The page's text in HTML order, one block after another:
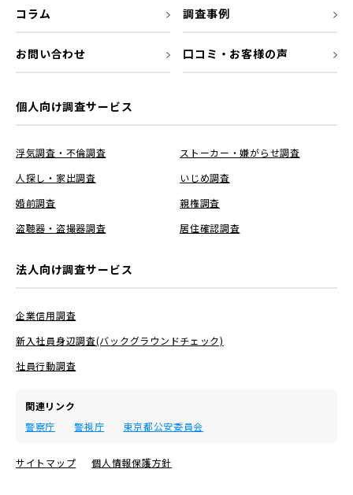
コラム 調査事例
お問い合わせ 口コミ・お客様の声
個人向け調査サービス
浮気調査・不倫調査
ストーカー・嫌がらせ調査
人探し・家出調査
いじめ調査
婚前調査
親権調査
盗聴器・盗撮器調査
居住確認調査
法人向け調査サービス
企業信用調査
新入社員身辺調査(バックグラウンドチェック)
社員行動調査
関連リンク
警察庁
警視庁 東京都公安委員会
サイトマップ 個人情報保護方針